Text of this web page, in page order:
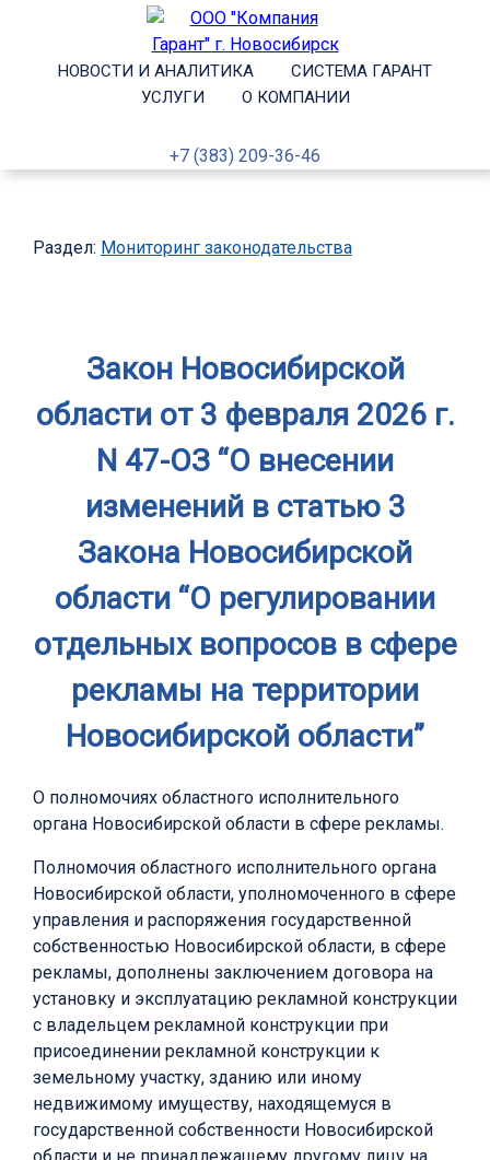
НОВОСТИ И АНАЛИТИКА
СИСТЕМА ГАРАНТ
УСЛУГИ
О КОМПАНИИ
+7 (383) 209-36-46
Раздел: Мониторинг законодательства
Закон Новосибирской
области от 3 февраля 2026 г.
N 47-ОЗ “О внесении
изменений в статью 3
Закона Новосибирской
области “О регулировании
отдельных вопросов в сфере
рекламы на территории
Новосибирской области”
О полномочиях областного исполнительного
органа Новосибирской области в сфере рекламы.
Полномочия областного исполнительного органа
Новосибирской области, уполномоченного в сфере
управления и распоряжения государственной
собственностью Новосибирской области, в сфере
рекламы, дополнены заключением договора на
установку и эксплуатацию рекламной конструкции
с владельцем рекламной конструкции при
присоединении рекламной конструкции к
земельному участку, зданию или иному
недвижимому имуществу, находящемуся в
государственной собственности Новосибирской